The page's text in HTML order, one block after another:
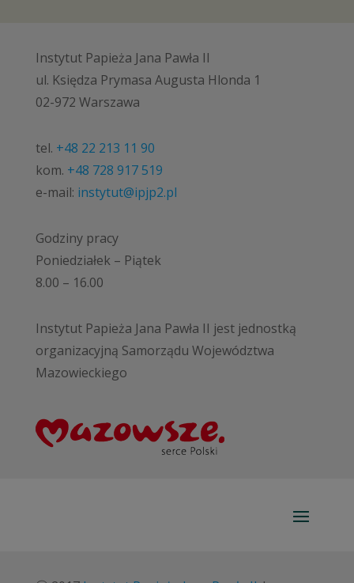
Instytut Papieża Jana Pawła II
ul. Księdza Prymasa Augusta Hlonda 1
02-972 Warszawa
tel. +48 22 213 11 90
kom. +48 728 917 519
e-mail: instytut@ipjp2.pl
Godziny pracy
Poniedziałek – Piątek
8.00 – 16.00
Instytut Papieża Jana Pawła II jest jednostką
organizacyjną Samorządu Województwa
Mazowieckiego